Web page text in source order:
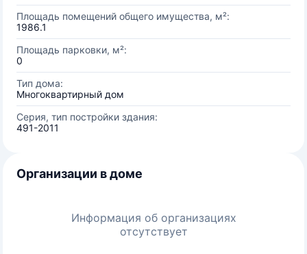
Площадь помещений общего имущества, м²:
1986.1
Площадь парковки, м²:
0
Тип дома:
Многоквартирный дом
Серия, тип постройки здания:
491-2011
Организации в доме
Информация об организациях
отсутствует